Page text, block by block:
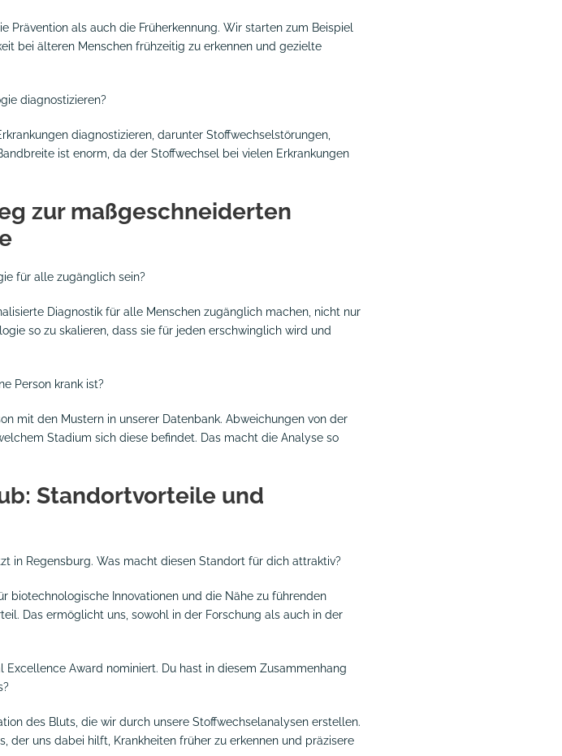
Prävention als auch die Früherkennung. Wir starten zum Beispiel
bei älteren Menschen frühzeitig zu erkennen und gezielte
diagnostizieren?
diagnostizieren, darunter Stoffwechselstörungen,
ist enorm, da der Stoffwechsel bei vielen Erkrankungen
zur maßgeschneiderten
für alle zugänglich sein?
Diagnostik für alle Menschen zugänglich machen, nicht nur
so zu skalieren, dass sie für jeden erschwinglich wird und
Person krank ist?
mit den Mustern in unserer Datenbank. Abweichungen von der
Stadium sich diese befindet. Das macht die Analyse so
Standortvorteile und
in Regensburg. Was macht diesen Standort für dich attraktiv?
biotechnologische Innovationen und die Nähe zu führenden
Das ermöglicht uns, sowohl in der Forschung als auch in der
Award nominiert. Du hast in diesem Zusammenhang
des Bluts, die wir durch unsere Stoffwechselanalysen erstellen.
der uns dabei hilft, Krankheiten früher zu erkennen und präzisere